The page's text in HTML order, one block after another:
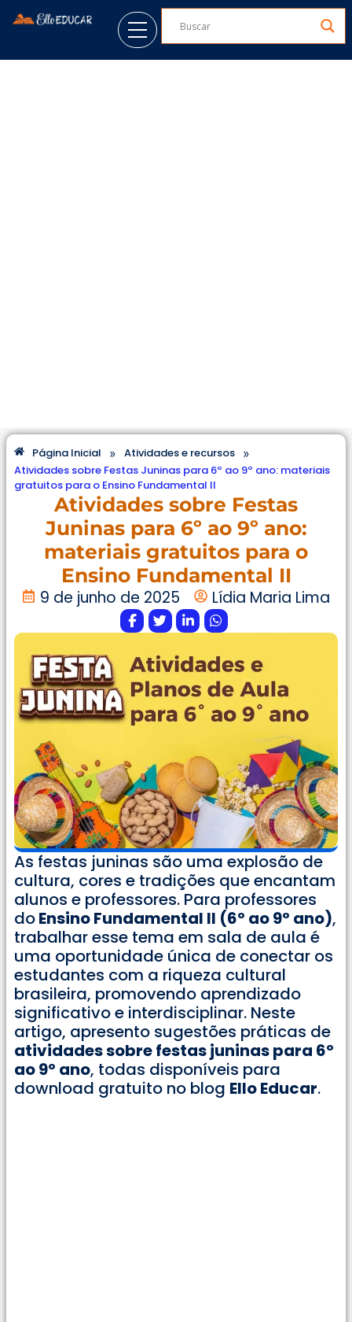
Página Inicial » Atividades e recursos »
Atividades sobre Festas Juninas para 6º ao 9º ano: materiais
gratuitos para o Ensino Fundamental II
Atividades sobre Festas
Juninas para 6º ao 9º ano:
materiais gratuitos para o
Ensino Fundamental II
9 de junho de 2025 Lídia Maria Lima
As festas juninas são uma explosão de
cultura, cores e tradições que encantam
alunos e professores. Para professores
doEnsino Fundamental II (6º ao 9º ano),
trabalhar esse tema em sala de aula é
uma oportunidade única de conectar os
estudantes com a riqueza cultural
brasileira, promovendo aprendizado
significativo e interdisciplinar. Neste
artigo, apresento sugestões práticas de
atividades sobre festas juninas para 6º
ao 9º ano, todas disponíveis para
download gratuito no blog Ello Educar.